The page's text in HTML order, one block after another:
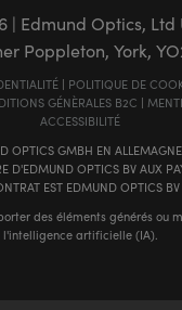
| Edmund Optics, Ltd
Poppleton, York,
| POLITIQUE DE
GÉNÈRALES B2C |
ACCESSIBILITÉ
OPTICS GMBH EN
D'EDMUND OPTICS BV AUX
EST EDMUND OPTICS
des éléments générés ou
l'intelligence artificielle (IA).